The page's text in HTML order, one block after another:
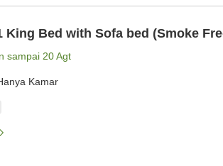
King Bed with Sofa bed (Smoke
sampai 20 Agt
Kamar